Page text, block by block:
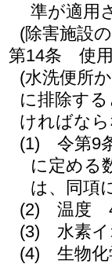
準が適用
(除害施設
第14条
使
(水洗便所
に排除す
ければな
(1)
令第9
に定める
は、同項
(2)
温度
(3)
水素
(4)
生物